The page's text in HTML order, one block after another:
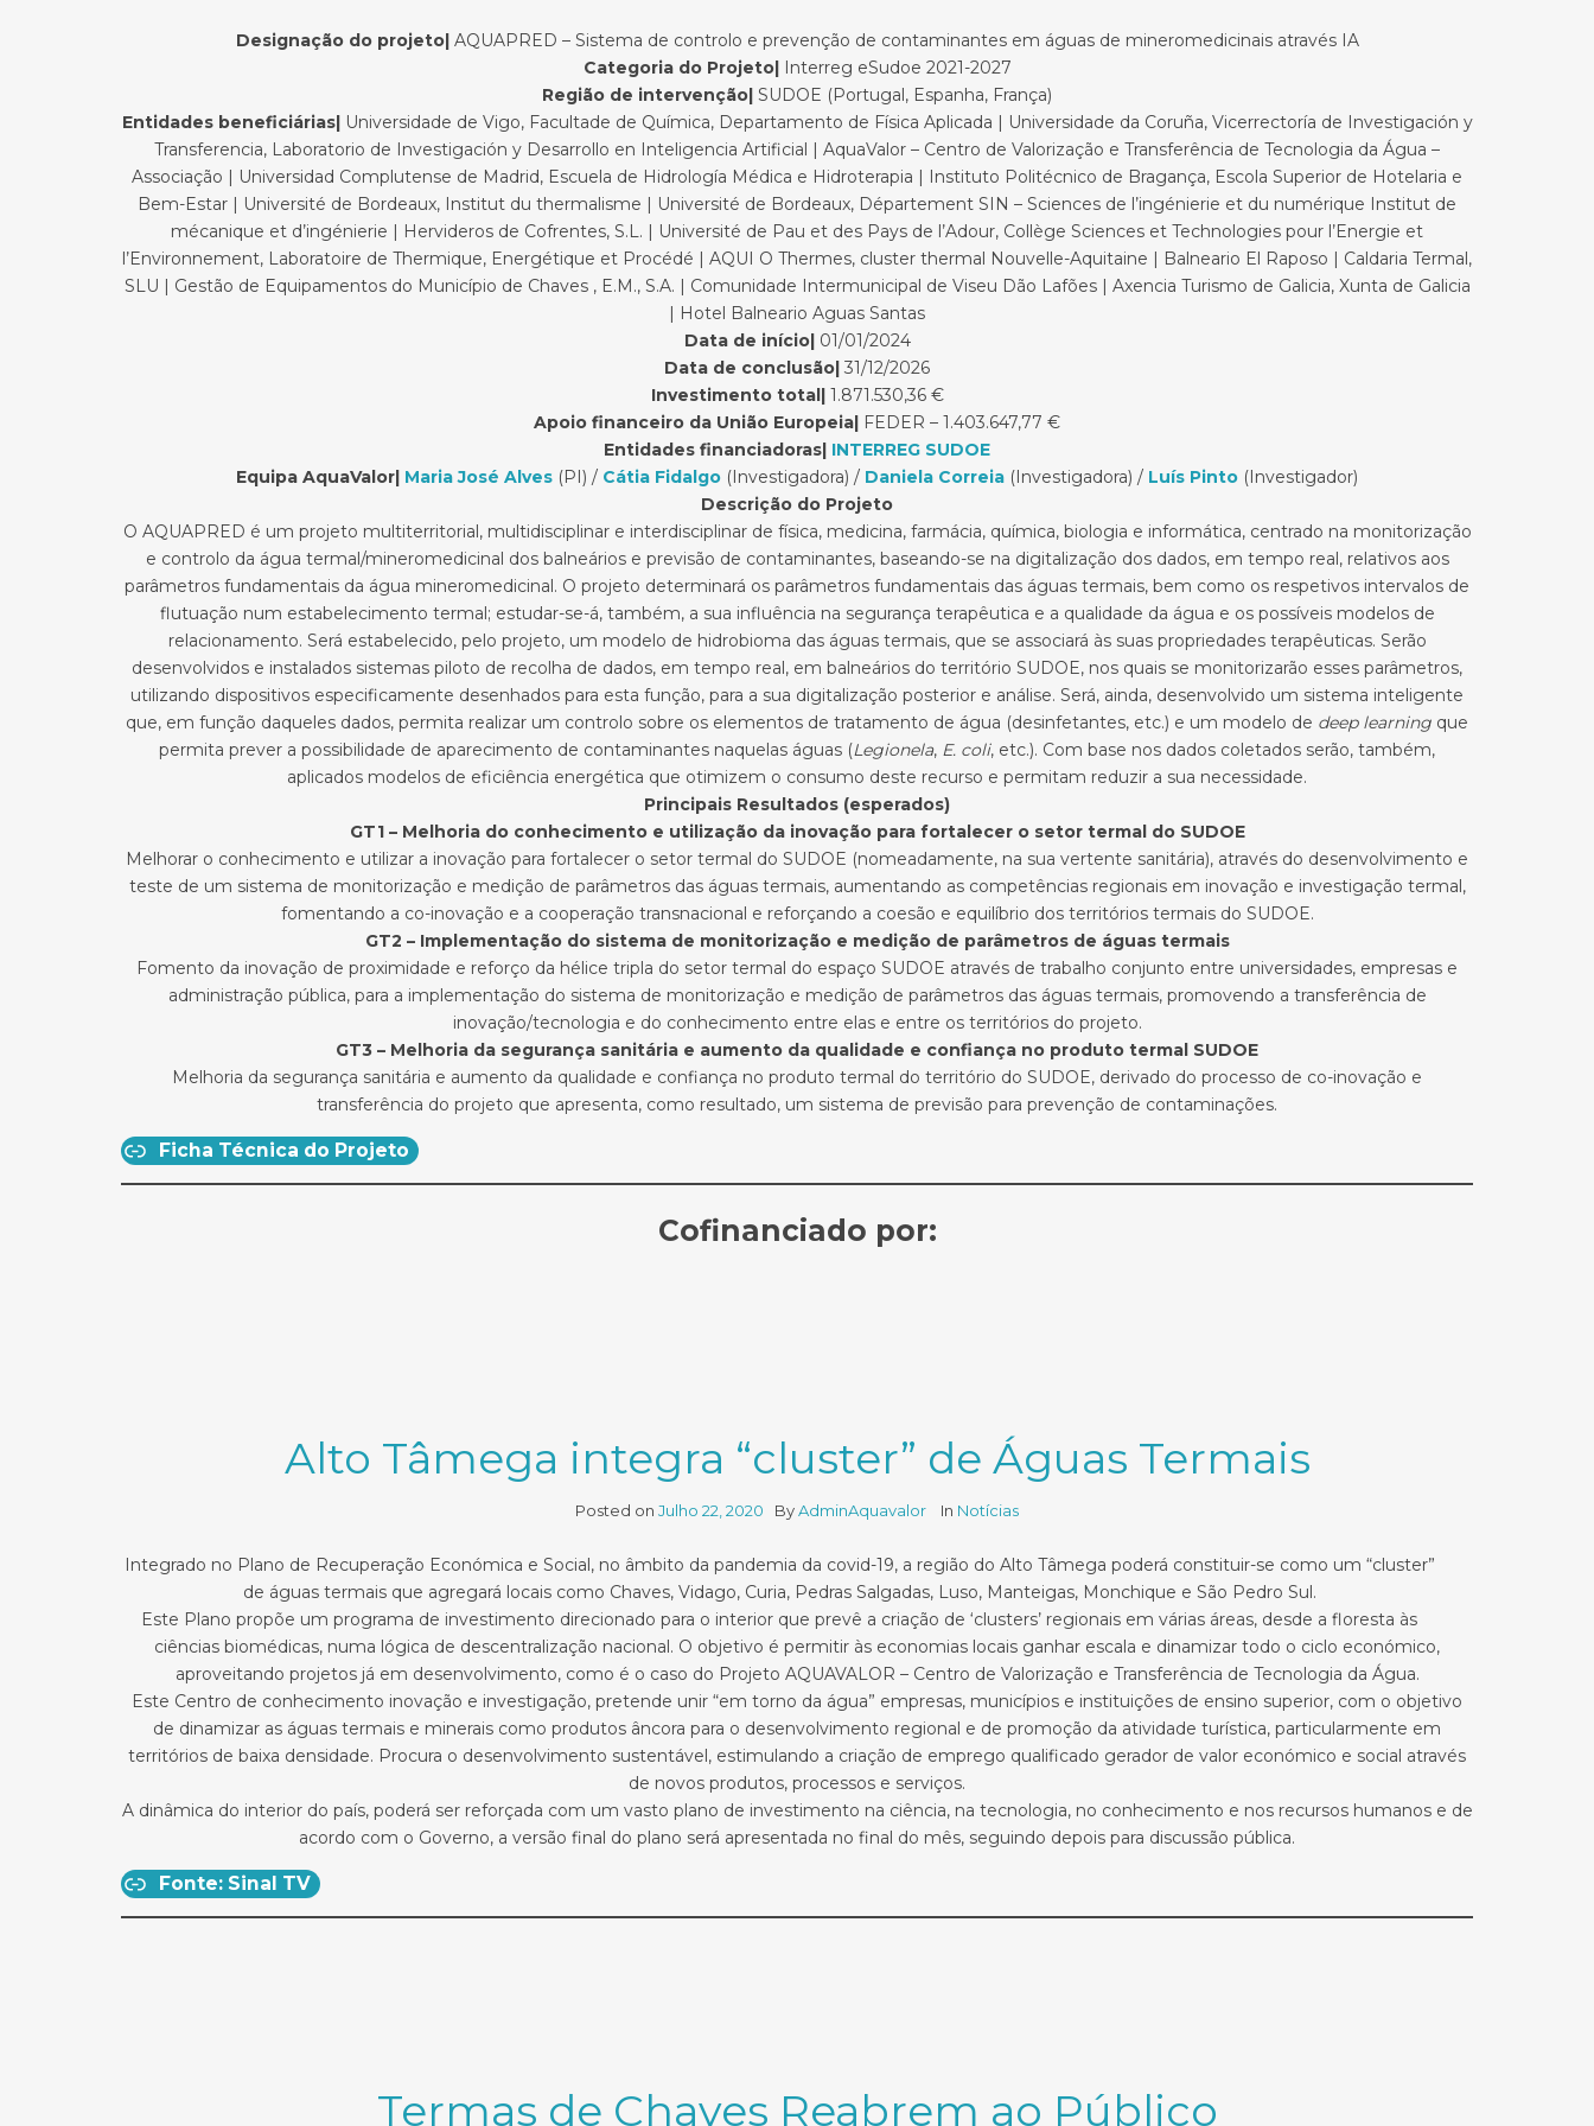
Designação do projeto|AQUAPRED – Sistema de controlo e prevenção de contaminantes em águas de mineromedicinais através IA
Categoria do Projeto|Interreg eSudoe 2021-2027
Região de intervenção| SUDOE (Portugal, Espanha, França)
Entidades beneficiárias|Universidade de Vigo, Facultade de Química, Departamento de Física Aplicada | Universidade da Coruña, Vicerrectoría de Investigación y
Transferencia, Laboratorio de Investigación y Desarrollo en Inteligencia Artificial | AquaValor – Centro de Valorização e Transferência de Tecnologia da Água –
Associação | Universidad Complutense de Madrid, Escuela de Hidrología Médica e Hidroterapia | Instituto Politécnico de Bragança, Escola Superior de Hotelaria e
Bem-Estar | Université de Bordeaux, Institut du thermalisme | Université de Bordeaux, Département SIN – Sciences de l’ingénierie et du numérique Institut de
mécanique et d’ingénierie | Hervideros de Cofrentes, S.L. | Université de Pau et des Pays de l’Adour, Collège Sciences et Technologies pour l’Energie et
l’Environnement, Laboratoire de Thermique, Energétique et Procédé | AQUI O Thermes, cluster thermal Nouvelle-Aquitaine | Balneario El Raposo | Caldaria Termal,
SLU | Gestão de Equipamentos do Município de Chaves , E.M., S.A. | Comunidade Intermunicipal de Viseu Dão Lafões | Axencia Turismo de Galicia, Xunta de Galicia
| Hotel Balneario Aguas Santas
Data de início|01/01/2024
Data de conclusão| 31/12/2026
Investimento total|1.871.530,36 €
Apoio financeiro da União Europeia| FEDER – 1.403.647,77 €
Entidades financiadoras| INTERREG SUDOE
Equipa AquaValor| Maria José Alves (PI) / Cátia Fidalgo (Investigadora) / Daniela Correia (Investigadora) / Luís Pinto (Investigador)
Descrição do Projeto
O AQUAPRED é um projeto multiterritorial, multidisciplinar e interdisciplinar de física, medicina, farmácia, química, biologia e informática, centrado na monitorização
e controlo da água termal/mineromedicinal dos balneários e previsão de contaminantes, baseando-se na digitalização dos dados, em tempo real, relativos aos
parâmetros fundamentais da água mineromedicinal. O projeto determinará os parâmetros fundamentais das águas termais, bem como os respetivos intervalos de
flutuação num estabelecimento termal; estudar-se-á, também, a sua influência na segurança terapêutica e a qualidade da água e os possíveis modelos de
relacionamento. Será estabelecido, pelo projeto, um modelo de hidrobioma das águas termais, que se associará às suas propriedades terapêuticas. Serão
desenvolvidos e instalados sistemas piloto de recolha de dados, em tempo real, em balneários do território SUDOE, nos quais se monitorizarão esses parâmetros,
utilizando dispositivos especificamente desenhados para esta função, para a sua digitalização posterior e análise. Será, ainda, desenvolvido um sistema inteligente
que, em função daqueles dados, permita realizar um controlo sobre os elementos de tratamento de água (desinfetantes, etc.) e um modelo de deep learning que
permita prever a possibilidade de aparecimento de contaminantes naquelas águas (Legionela, E. coli, etc.). Com base nos dados coletados serão, também,
aplicados modelos de eficiência energética que otimizem o consumo deste recurso e permitam reduzir a sua necessidade.
Principais Resultados (esperados)
GT1 – Melhoria do conhecimento e utilização da inovação para fortalecer o setor termal do SUDOE
Melhorar o conhecimento e utilizar a inovação para fortalecer o setor termal do SUDOE (nomeadamente, na sua vertente sanitária), através do desenvolvimento e
teste de um sistema de monitorização e medição de parâmetros das águas termais, aumentando as competências regionais em inovação e investigação termal,
fomentando a co-inovação e a cooperação transnacional e reforçando a coesão e equilíbrio dos territórios termais do SUDOE.
GT2 – Implementação do sistema de monitorização e medição de parâmetros de águas termais
Fomento da inovação de proximidade e reforço da hélice tripla do setor termal do espaço SUDOE através de trabalho conjunto entre universidades, empresas e
administração pública, para a implementação do sistema de monitorização e medição de parâmetros das águas termais, promovendo a transferência de
inovação/tecnologia e do conhecimento entre elas e entre os territórios do projeto.
GT3 – Melhoria da segurança sanitária e aumento da qualidade e confiança no produto termal SUDOE
Melhoria da segurança sanitária e aumento da qualidade e confiança no produto termal do território do SUDOE, derivado do processo de co-inovação e
transferência do projeto que apresenta, como resultado, um sistema de previsão para prevenção de contaminações.
Ficha Técnica do Projeto
Cofinanciado por:
Alto Tâmega integra “cluster” de Águas Termais
Posted on Julho 22, 2020 ByAdminAquavalor In Notícias
Integrado no Plano de Recuperação Económica e Social, no âmbito da pandemia da covid-19, a região do Alto Tâmega poderá constituir-se como um “cluster”
de águas termais que agregará locais como Chaves, Vidago, Curia, Pedras Salgadas, Luso, Manteigas, Monchique e São Pedro Sul.
Este Plano propõe um programa de investimento direcionado para o interior que prevê a criação de ‘clusters’ regionais em várias áreas, desde a floresta às
ciências biomédicas, numa lógica de descentralização nacional. O objetivo é permitir às economias locais ganhar escala e dinamizar todo o ciclo económico,
aproveitando projetos já em desenvolvimento, como é o caso do Projeto AQUAVALOR – Centro de Valorização e Transferência de Tecnologia da Água.
Este Centro de conhecimento inovação e investigação, pretende unir “em torno da água” empresas, municípios e instituições de ensino superior, com o objetivo
de dinamizar as águas termais e minerais como produtos âncora para o desenvolvimento regional e de promoção da atividade turística, particularmente em
territórios de baixa densidade. Procura o desenvolvimento sustentável, estimulando a criação de emprego qualificado gerador de valor económico e social através
de novos produtos, processos e serviços.
A dinâmica do interior do país, poderá ser reforçada com um vasto plano de investimento na ciência, na tecnologia, no conhecimento e nos recursos humanos e de
acordo com o Governo, a versão final do plano será apresentada no final do mês, seguindo depois para discussão pública.
Fonte: Sinal TV
Termas de Chaves Reabrem ao Público